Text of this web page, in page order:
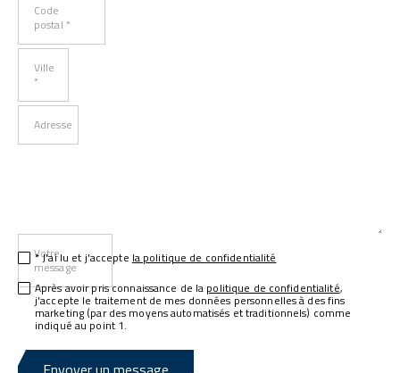
Code
postal *
Ville
*
Adresse
Votre
message
* J'ai lu et j'accepte la politique de confidentialité
Après avoir pris connaissance de la politique de confidentialité,
j'accepte le traitement de mes données personnelles à des fins
marketing (par des moyens automatisés et traditionnels) comme
indiqué au point 1.